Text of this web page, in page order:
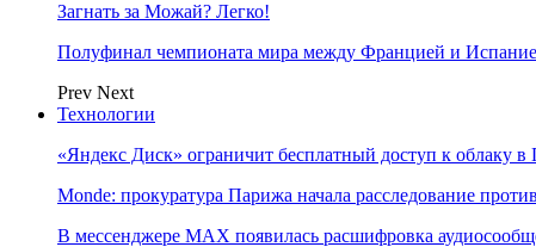
Загнать за Можай? Легко!
Полуфинал чемпионата мира между Францией и
Prev Next
Технологии
«Яндекс Диск» ограничит бесплатный доступ к облаку
Monde: прокуратура Парижа начала расследование
В мессенджере MAX появилась расшифровка